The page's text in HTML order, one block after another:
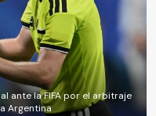
ante la FIFA por el arbitraje
Argentina